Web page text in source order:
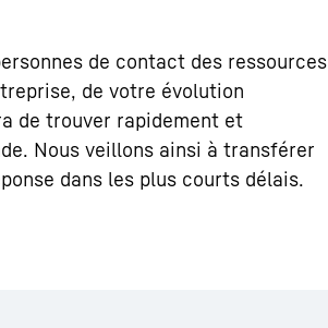
de contact des ressources
de votre évolution
de trouver rapidement et
Nous veillons ainsi à transférer
dans les plus courts délais.